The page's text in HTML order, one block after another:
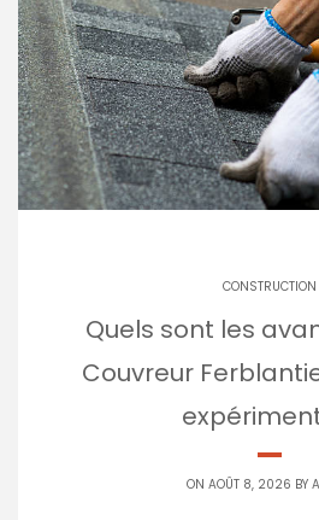
CONSTRUCTION
Quels sont les
Couvreur
ON AOÛT 8, 2026 BY